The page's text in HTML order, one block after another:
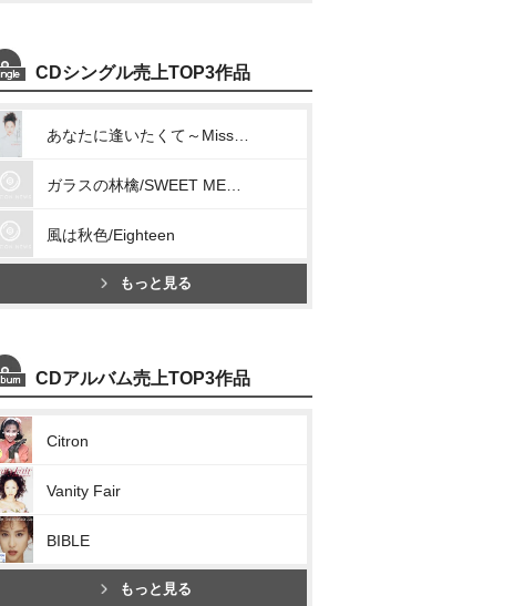
CDシングル売上TOP3作品
風は秋色/Eighteen
もっと見る
CDアルバム売上TOP3作品
Citron
Vanity Fair
BIBLE
もっと見る